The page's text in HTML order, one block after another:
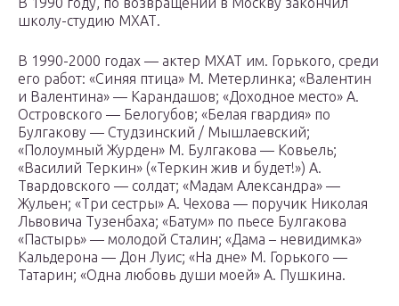
школу-студию МХАТ.
В 1990-2000 годах — актер МХАТ им. Горького, среди
его работ: «Синяя птица» М. Метерлинка; «Валентин
и Валентина» — Карандашов; «Доходное место» А.
Островского — Белогубов; «Белая гвардия» по
Булгакову — Студзинский / Мышлаевский;
«Полоумный Журден» М. Булгакова — Ковьель;
«Василий Теркин» («Теркин жив и будет!») А.
Твардовского — солдат; «Мадам Александра» —
Жульен; «Три сестры» А. Чехова — поручик Николая
Львовича Тузенбаха; «Батум» по пьесе Булгакова
«Пастырь» — молодой Сталин; «Дама – невидимка»
Кальдерона — Дон Луис; «На дне» М. Горького —
Татарин; «Одна любовь души моей» А. Пушкина.